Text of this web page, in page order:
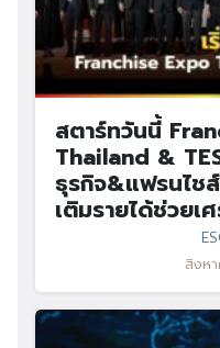
สตาร์ทวันนี้
Thailand &
ธุรกิจ&แฟรนไช
เติมรายได้ช่วยเ
สิงห